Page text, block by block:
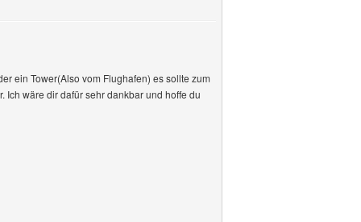
ein Tower(Also vom Flughafen) es sollte zum
wäre dir dafür sehr dankbar und hoffe du